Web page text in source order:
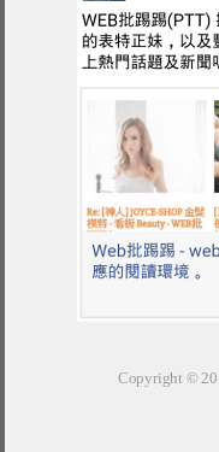
Copyright ©